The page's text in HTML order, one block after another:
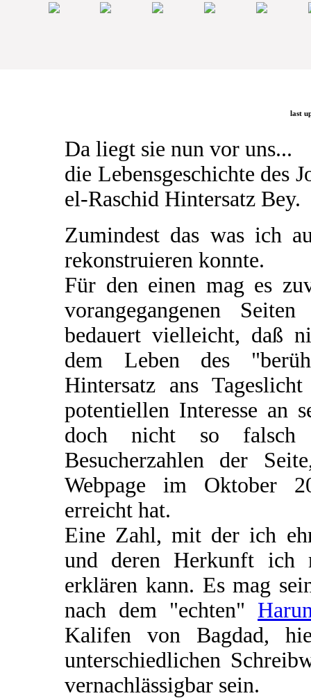
last
Da liegt sie nun vor uns...
die Lebensgeschichte des
el-Raschid Hintersatz Bey.
Zumindest das was ich
rekonstruieren konnte.
Für den einen mag es
vorangegangenen
bedauert vielleicht, daß
dem Leben des
Hintersatz ans
potentiellen Interesse an
doch nicht so falsch
Besucherzahlen der
Webpage im Oktober
erreicht hat.
Eine Zahl, mit der ich
und deren Herkunft
erklären kann. Es mag
nach dem "echten"
Kalifen von Bagdad,
unterschiedlichen
vernachlässigbar sein.